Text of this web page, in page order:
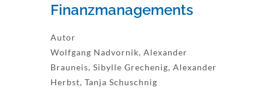
Finanzmanagements
Autor
Wolfgang Nadvornik, Alexander
Brauneis, Sibylle Grechenig, Alexander
Herbst, Tanja Schuschnig